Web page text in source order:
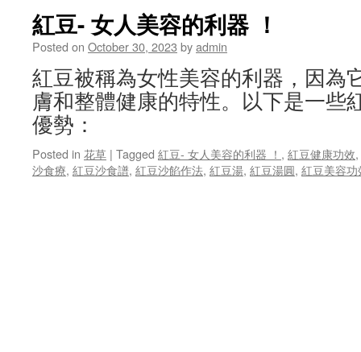
紅豆- 女人美容的利器 ！
Posted on October 30, 2023 byadmin
紅豆被稱為女性美容的利器，因為
膚和整體健康的特性。以下是一些
優勢：
Posted in 花草 | Tagged 紅豆- 女人美容的利器 ！ , 紅豆健康功效,
沙食療, 紅豆沙食譜, 紅豆沙餡作法, 紅豆湯, 紅豆湯圓, 紅豆美容功